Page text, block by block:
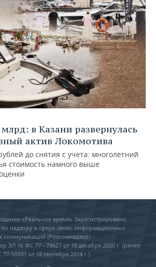
в Казани развернулась
актив Локомотива
до снятия с учета: многолетний
стоимость намного выше
«Реальное время» Зарегистрировано
надзору в сфере связи, информационных
коммуникаций (Роскомнадзор) –
ЭЛ № ФС 77 - 79627 от 18 декабря 2020 г. (ранее
59331 от 18 сентября 2014 г.)